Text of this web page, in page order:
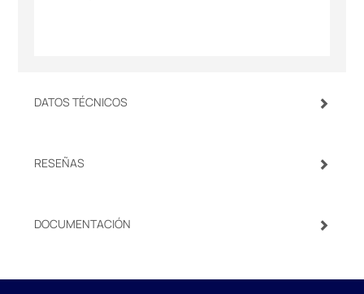
DATOS TÉCNICOS
RESEÑAS
DOCUMENTACIÓN